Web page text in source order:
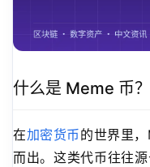
什么是 Meme 币
在加密货币的世界里
而出。这类代币往往